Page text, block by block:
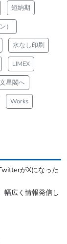
短納期
）
水なし印刷
LIMEX
星閣へ
Works
がXになった
幅広く情報発信し